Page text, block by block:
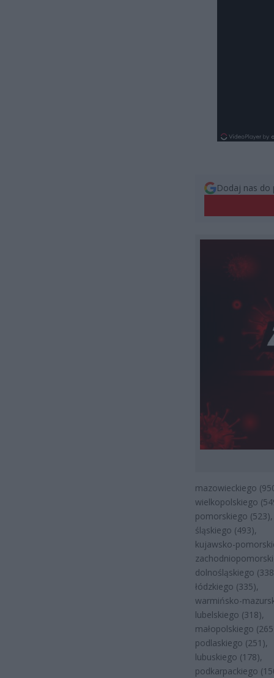
Dodaj nas do
mazowieckiego
wielkopolskiego
pomorskiego (523),
śląskiego (493),
kujawsko-
dolnośląskiego
łódzkiego (335),
warmińsko-
lubelskiego (318),
małopolskiego
podlaskiego (251),
lubuskiego (178),
podkarpackiego